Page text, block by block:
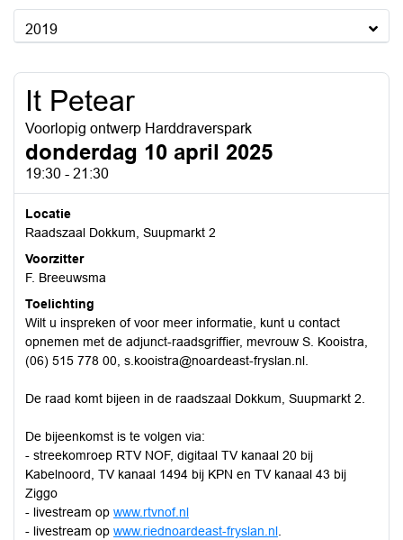
2019
It Petear
Voorlopig ontwerp Harddraverspark
donderdag 10 april 2025
19:30 - 21:30
Locatie
Raadszaal Dokkum, Suupmarkt 2
Voorzitter
F. Breeuwsma
Toelichting
Wilt u inspreken of voor meer informatie, kunt u contact
opnemen met de adjunct-raadsgriffier, mevrouw S. Kooistra,
(06) 515 778 00, s.kooistra@noardeast-fryslan.nl.
De raad komt bijeen in de raadszaal Dokkum, Suupmarkt 2.
De bijeenkomst is te volgen via:
- streekomroep RTV NOF, digitaal TV kanaal 20 bij
Kabelnoord, TV kanaal 1494 bij KPN en TV kanaal 43 bij
Ziggo
- livestream op www.rtvnof.nl
- livestream op www.riednoardeast-fryslan.nl